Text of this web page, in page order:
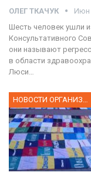
ОЛЕГ ТКАЧУК Июн
Шесть человек ушли
Консультативного
они называют
в области
Люси…